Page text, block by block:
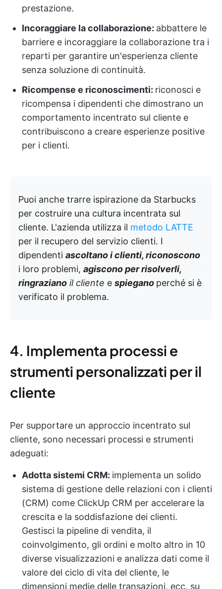
prestazione.
Incoraggiare la collaborazione: abbattere le
barriere e incoraggiare la collaborazione tra i
reparti per garantire un'esperienza cliente
senza soluzione di continuità.
Ricompense e riconoscimenti: riconosci e
ricompensa i dipendenti che dimostrano un
comportamento incentrato sul cliente e
contribuiscono a creare esperienze positive
per i clienti.
Puoi anche trarre ispirazione da Starbucks
per costruire una cultura incentrata sul
cliente. L'azienda utilizza il metodo LATTE
per il recupero del servizio clienti. I
dipendenti ascoltanoi clienti,riconoscono
i loro problemi, agisconoper risolverli,
ringraziano il cliente e spiegano perché si è
verificato il problema.
4. Implementa processi e
strumenti personalizzati per il
cliente
Per supportare un approccio incentrato sul
cliente, sono necessari processi e strumenti
adeguati:
Adotta sistemi CRM: implementa un solido
sistema di gestione delle relazioni con i clienti
(CRM) come ClickUp CRM per accelerare la
crescita e la soddisfazione dei clienti.
Gestisci la pipeline di vendita, il
coinvolgimento, gli ordini e molto altro in 10
diverse visualizzazioni e analizza dati come il
valore del ciclo di vita del cliente, le
dimensioni medie delle transazioni, ecc. su